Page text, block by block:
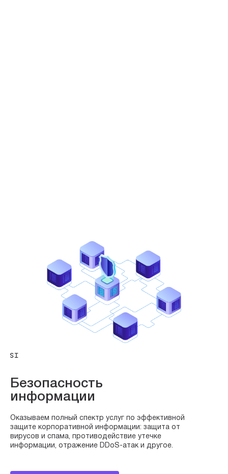
SI
Безопасность
информации
Оказываем полный спектр услуг по эффективной
защите корпоративной информации: защита от
вирусов и спама, противодействие утечке
информации, отражение DDoS-атак и другое.